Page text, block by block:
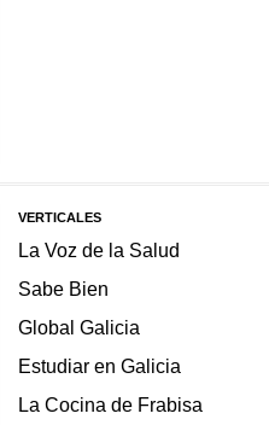
VERTICALES
La Voz de la Salud
Sabe Bien
Global Galicia
Estudiar en Galicia
La Cocina de Frabisa